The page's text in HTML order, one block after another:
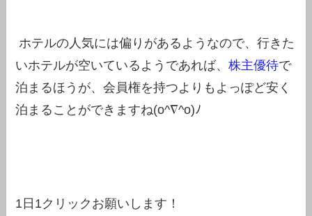
ホテルの人気には偏りがあるようなので、行きた
いホテルが空いているようであれば、株主優待で
泊まるほうが、会員権を持つよりもよっぽど安く
泊まることができますね(o^∇^o)ﾉ
1日1クリックお願いします！